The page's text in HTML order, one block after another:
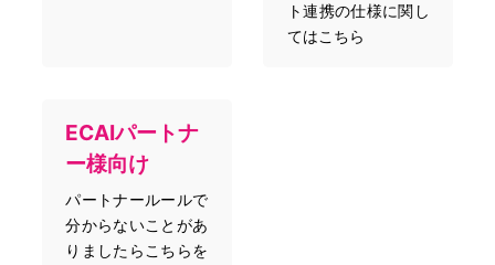
ト連携の仕様に関し
てはこちら
ECAIパートナ
ー様向け
パートナールールで
分からないことがあ
りましたらこちらを